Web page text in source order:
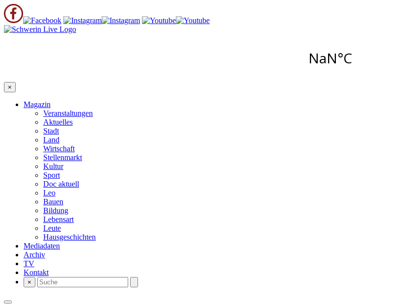
×
Magazin
Veranstaltungen
Aktuelles
Stadt
Land
Wirtschaft
Stellenmarkt
Kultur
Sport
Doc aktuell
Leo
Bauen
Bildung
Lebensart
Leute
Hausgeschichten
Mediadaten
Archiv
TV
Kontakt
×